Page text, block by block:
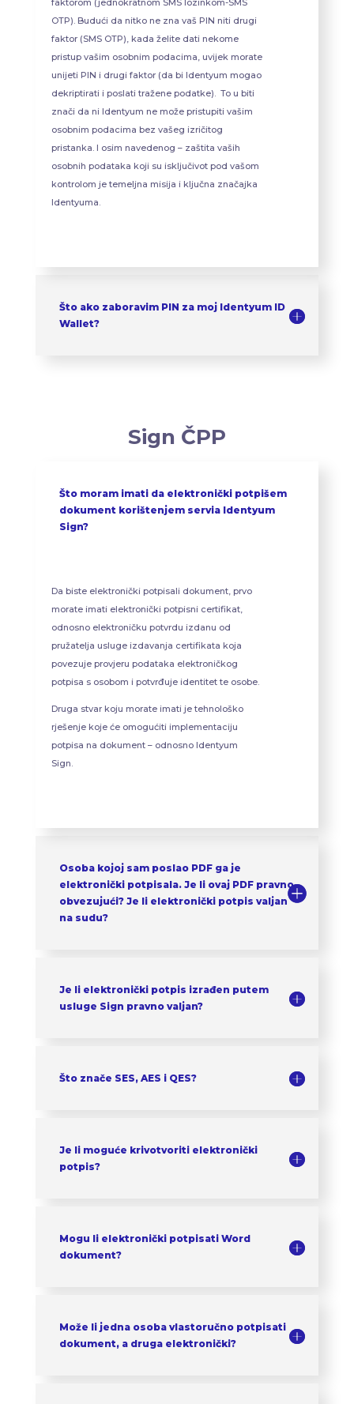
faktorom (jednokratnom SMS lozinkom-SMS
OTP). Budući da nitko ne zna vaš PIN niti drugi
faktor (SMS OTP), kada želite dati nekome
pristup vašim osobnim podacima, uvijek morate
unijeti PIN i drugi faktor (da bi Identyum mogao
dekriptirati i poslati tražene podatke). To u biti
znači da ni Identyum ne može pristupiti vašim
osobnim podacima bez vašeg izričitog
pristanka. I osim navedenog – zaštita vaših
osobnih podataka koji su isključivot pod vašom
kontrolom je temeljna misija i ključna značajka
Identyuma.
Što ako zaboravim PIN za moj Identyum ID
Wallet?
Sign ČPP
Što moram imati da elektronički potpišem
dokument korištenjem servia Identyum
Sign?
Da biste elektronički potpisali dokument, prvo
morate imati elektronički potpisni certifikat,
odnosno elektroničku potvrdu izdanu od
pružatelja usluge izdavanja certifikata koja
povezuje provjeru podataka elektroničkog
potpisa s osobom i potvrđuje identitet te osobe.
Druga stvar koju morate imati je tehnološko
rješenje koje će omogućiti implementaciju
potpisa na dokument – odnosno Identyum
Sign.
Osoba kojoj sam poslao PDF ga je
elektronički potpisala. Je li ovaj PDF pravno
obvezujući? Je li elektronički potpis valjan
na sudu?
Je li elektronički potpis izrađen putem
usluge Sign pravno valjan?
Što znače SES, AES i QES?
Je li moguće krivotvoriti elektronički
potpis?
Mogu li elektronički potpisati Word
dokument?
Može li jedna osoba vlastoručno potpisati
dokument, a druga elektronički?